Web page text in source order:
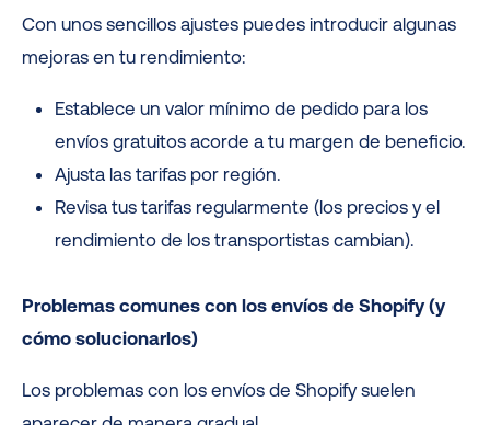
Con unos sencillos ajustes puedes introducir algunas
mejoras en tu rendimiento:
Establece un valor mínimo de pedido para los
envíos gratuitos acorde a tu margen de beneficio.
Ajusta las tarifas por región.
Revisa tus tarifas regularmente (los precios y el
rendimiento de los transportistas cambian).
Problemas comunes con los envíos de Shopify (y
cómo solucionarlos)
Los problemas con los envíos de Shopify suelen